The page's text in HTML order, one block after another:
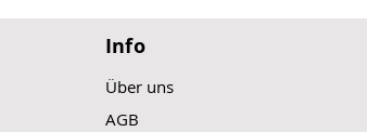
Info
Über uns
AGB